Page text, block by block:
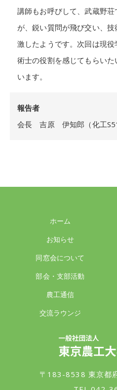
講師もお呼びして、武蔵野
が、鋭い質問が飛び交い、
激したようです。次回は現
術士の役割を感じてもらい
います。
報告者
会長 吉原 伊知郎（化工S51
ホーム
お知らせ
同窓会について
部会・支部活動
農工通信
交流ラウンジ
〒183-8538 東京都